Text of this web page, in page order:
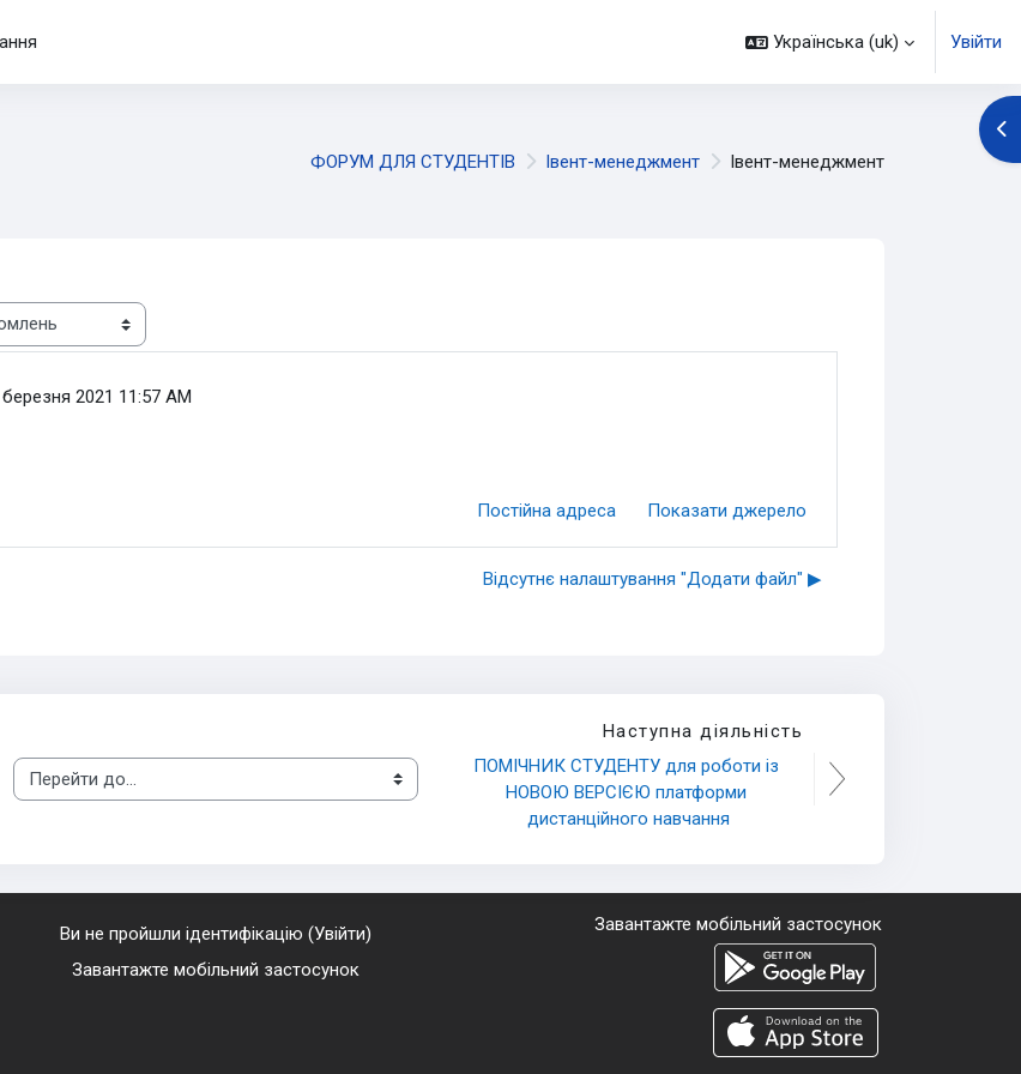
Українська ‎(uk)‎ Увійти
ФОРУМ ДЛЯ СТУДЕНТІВ Івент-менеджмент Івент-менеджмент
2021 11:57 AM
Постійна адреса Показати джерело
Відсутнє налаштування "Додати файл" ▶︎
Перейти до...
Наступна діяльність
ПОМІЧНИК СТУДЕНТУ для роботи із
НОВОЮ ВЕРСІЄЮ платформи
дистанційного навчання
Ви не пройшли ідентифікацію (Увійти)
Завантажте мобільний застосунок
Завантажте мобільний застосунок